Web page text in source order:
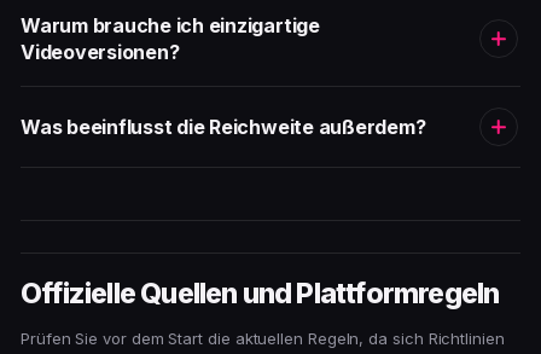
Warum brauche ich einzigartige
Videoversionen?
Was beeinflusst die Reichweite außerdem?
Offizielle Quellen und Plattformregeln
Prüfen Sie vor dem Start die aktuellen Regeln, da sich Richtlinien